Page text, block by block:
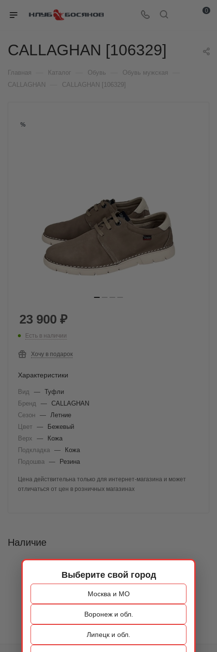
Выберите свой город
Москва и МО
Воронеж и обл.
Липецк и обл.
0
CALLAGHAN [106329]
Главная Каталог Обувь Обувь мужская
CALLAGHAN CALLAGHAN [106329]
%
23 900 ₽
Есть в наличии
Хочу в подарок
Характеристики
Вид — Туфли
Бренд
— CALLAGHAN
Сезон
—
Летние
Цвет —
Бежевый
Верх
—
Кожа
Подкладка
—
Кожа
Подошва
— Резина
Цена действительна только для интернет-магазина и может
отличаться от цен в розничных магазинах
Наличие